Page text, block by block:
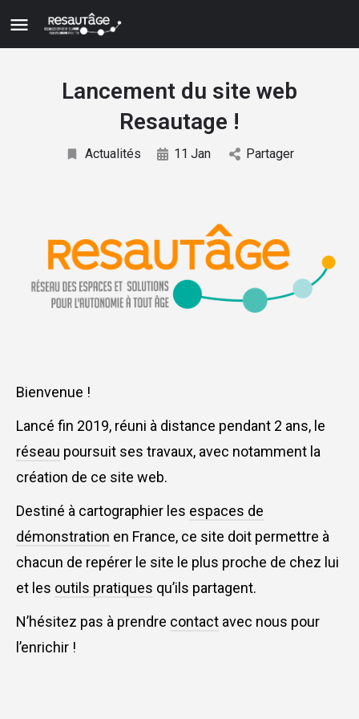
Lancement du site web
Resautage !
Actualités 11 Jan Partager
Bienvenue !
Lancé fin 2019, réuni à distance pendant 2 ans, le
réseau poursuit ses travaux, avec notamment la
création de ce site web.
Destiné à cartographier les espaces de
démonstration en France, ce site doit permettre à
chacun de repérer le site le plus proche de chez lui
et les outils pratiques qu’ils partagent.
N’hésitez pas à prendre contact avec nous pour
l’enrichir !